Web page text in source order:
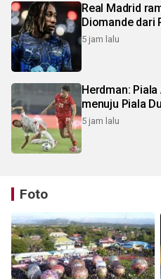
Real Madrid
Diomande dari
5 jam lalu
Herdman:
menuju Piala
5 jam lalu
Foto